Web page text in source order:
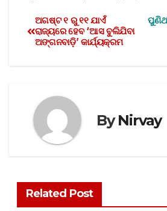
ଅଗଷ୍ଟ ୧ ରୁ ୧୧ ଯାଏଁ
ରାଜ୍ୟରେ ହେବ ‘ଆସ ବୁଲିଯିବା
ଅଙ୍ଗନବାଡ଼ି’ କାର୍ଯ୍ୟକ୍ରମ
ByNirvay
Related Post